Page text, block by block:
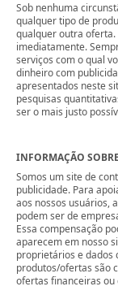
Sob nenhuma
qualquer tipo de
qualquer outra oferta.
imediatamente.
serviços com o qual
dinheiro com
apresentados neste
pesquisas
ser o mais justo
INFORMAÇÃO
Somos um site de
publicidade. Para
aos nossos usuários,
podem ser de
Essa compensação
aparecem em nosso
proprietários e dados
produtos/ofertas são
ofertas financeiras